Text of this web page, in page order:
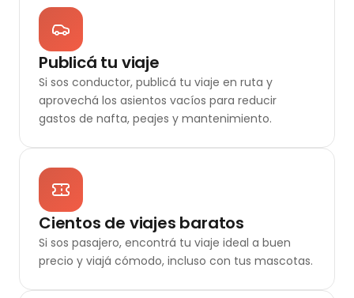
Publicá tu viaje
Si sos conductor, publicá tu viaje en ruta y
aprovechá los asientos vacíos para reducir
gastos de nafta, peajes y mantenimiento.
Cientos de viajes baratos
Si sos pasajero, encontrá tu viaje ideal a buen
precio y viajá cómodo, incluso con tus mascotas.